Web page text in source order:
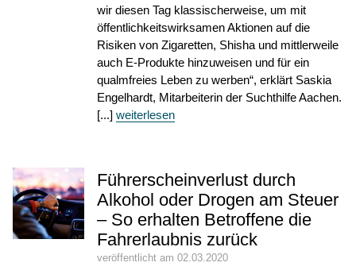
wir diesen Tag klassischerweise, um mit
öffentlichkeitswirksamen Aktionen auf die
Risiken von Zigaretten, Shisha und mittlerweile
auch E-Produkte hinzuweisen und für ein
qualmfreies Leben zu werben“, erklärt Saskia
Engelhardt, Mitarbeiterin der Suchthilfe Aachen.
[...] weiterlesen
Führerscheinverlust durch
Alkohol oder Drogen am Steuer
– So erhalten Betroffene die
Fahrerlaubnis zurück
veröffentlicht am 02.03.2020